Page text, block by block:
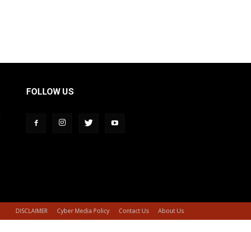
FOLLOW US
DISCLAIMER Cyber Media Policy Contact Us About Us